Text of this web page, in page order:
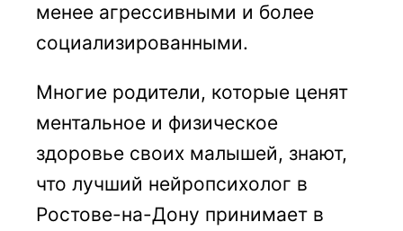
менее агрессивными и более
социализированными.
Многие родители, которые ценят
ментальное и физическое
здоровье своих малышей, знают,
что лучший нейропсихолог в
Ростове-на-Дону принимает в